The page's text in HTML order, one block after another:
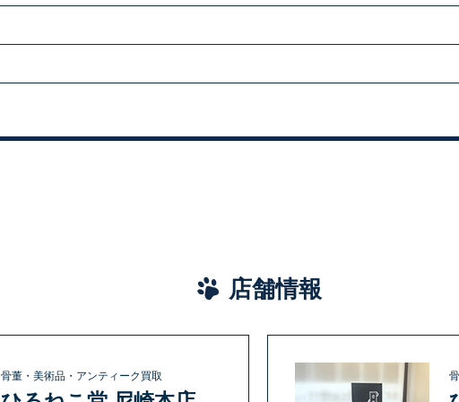
店舗情報
骨董・美術品・アンティーク買取